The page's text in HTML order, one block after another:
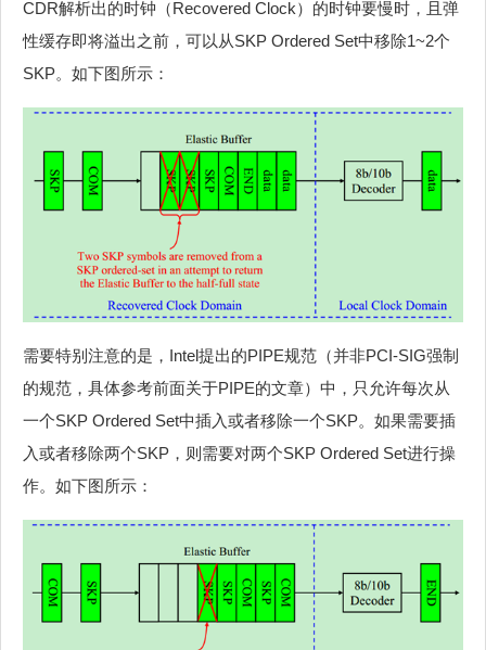
CDR解析出的时钟（Recovered Clock）的时钟要慢时，且弹
性缓存即将溢出之前，可以从SKP Ordered Set中移除1~2个
SKP。如下图所示：
需要特别注意的是，Intel提出的PIPE规范（并非PCI-SIG强制
的规范，具体参考前面关于PIPE的文章）中，只允许每次从
一个SKP Ordered Set中插入或者移除一个SKP。如果需要插
入或者移除两个SKP，则需要对两个SKP Ordered Set进行操
作。如下图所示：